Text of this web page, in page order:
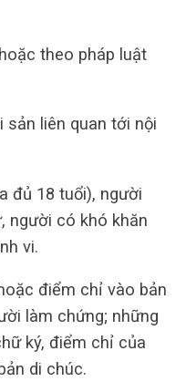
theo pháp luật
sản liên quan tới nội
đủ 18 tuổi), người
người có khó khăn
vi.
điểm chỉ vào bản
làm chứng; những
ký, điểm chỉ của
di chúc.